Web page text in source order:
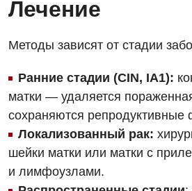
Урология
Физиотерапия
Хирургическое отделение
Эндокринология
Лечение
Методы зависят от стадии
Ранние стадии (CIN, IA1):
матки — удаляется
сохраняются репродуктивные
Локализованный рак:
шейки матки или матки с
и лимфоузлами.